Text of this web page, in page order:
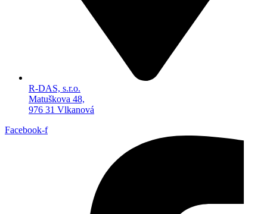
R-DAS, s.r.o.
Matuškova 48,
976 31 Vlkanová
Facebook-f